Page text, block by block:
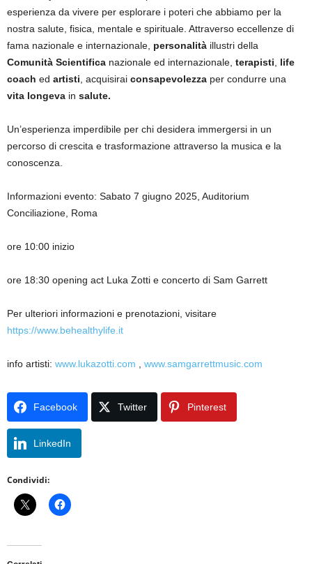
esperienza da vivere per esplorare i poteri che abbiamo per la
nostra salute, fisica, mentale e spirituale. Attraverso eccellenze di
fama nazionale e internazionale, personalità illustri della
Comunità Scientifica nazionale ed internazionale, terapisti
life
coach ed artisti , acquisirai consapevolezza per condurre una
vita longeva in salute.
Un’esperienza imperdibile per chi desidera immergersi in un
percorso di crescita e trasformazione attraverso la musica e la
conoscenza.
Informazioni evento: Sabato 7 giugno 2025, Auditorium
Conciliazione, Roma
ore 10:00 inizio
ore 18:30 opening act Luka Zotti e concerto di Sam Garrett
Per ulteriori informazioni e prenotazioni, visitare
https://www.behealthylife.it
info artisti: www.lukazotti.com www.samgarrettmusic.com
Facebook Twitter Pinterest
LinkedIn
Condividi: